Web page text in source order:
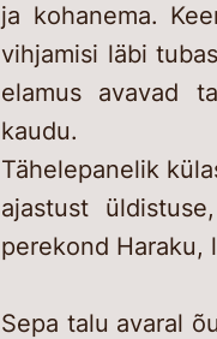
ja kohanema.
vihjamisi läbi
elamus avavad
kaudu.
Tähelepanelik
ajastust
perekond Haraku,
Sepa talu avaral